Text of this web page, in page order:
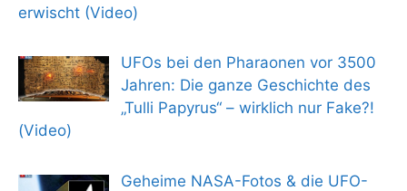
erwischt (Video)
UFOs bei den Pharaonen vor 3500
Jahren: Die ganze Geschichte des
„Tulli Papyrus“ – wirklich nur Fake?!
(Video)
Geheime NASA-Fotos & die UFO-